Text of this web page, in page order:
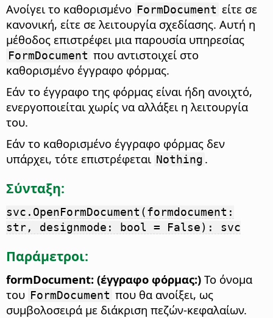
Ανοίγει το καθορισμένο FormDocument είτε σε
κανονική, είτε σε λειτουργία σχεδίασης. Αυτή η
μέθοδος επιστρέφει μια παρουσία υπηρεσίας
FormDocument που αντιστοιχεί στο
καθορισμένο έγγραφο φόρμας.
Εάν το έγγραφο της φόρμας είναι ήδη ανοιχτό,
ενεργοποιείται χωρίς να αλλάξει η λειτουργία
του.
Εάν το καθορισμένο έγγραφο φόρμας δεν
υπάρχει, τότε επιστρέφεται Nothing .
Σύνταξη:
svc.OpenFormDocument(formdocument:
str, designmode: bool = False): svc
Παράμετροι:
formDocument: (έγγραφο φόρμας:) Το όνομα
του FormDocument που θα ανοίξει, ως
συμβολοσειρά με διάκριση πεζών-κεφαλαίων.